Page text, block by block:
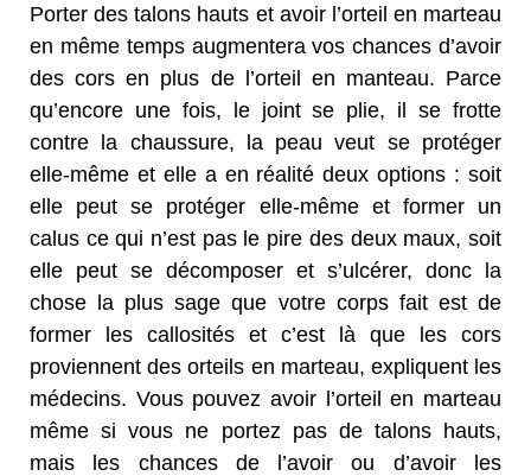
Porter des talons hauts et avoir l’orteil en marteau
en même temps augmentera vos chances d’avoir
des cors en plus de l’orteil en manteau. Parce
qu’encore une fois, le joint se plie, il se frotte
contre la chaussure, la peau veut se protéger
elle-même et elle a en réalité deux options : soit
elle peut se protéger elle-même et former un
calus ce qui n’est pas le pire des deux maux, soit
elle peut se décomposer et s’ulcérer, donc la
chose la plus sage que votre corps fait est de
former les callosités et c’est là que les cors
proviennent des orteils en marteau, expliquent les
médecins. Vous pouvez avoir l’orteil en marteau
même si vous ne portez pas de talons hauts,
mais les chances de l’avoir ou d’avoir les